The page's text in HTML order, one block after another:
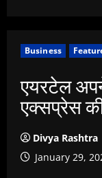
Business
एयरटेल
एक्सप्रेस
Divya Rashtra
January 29,